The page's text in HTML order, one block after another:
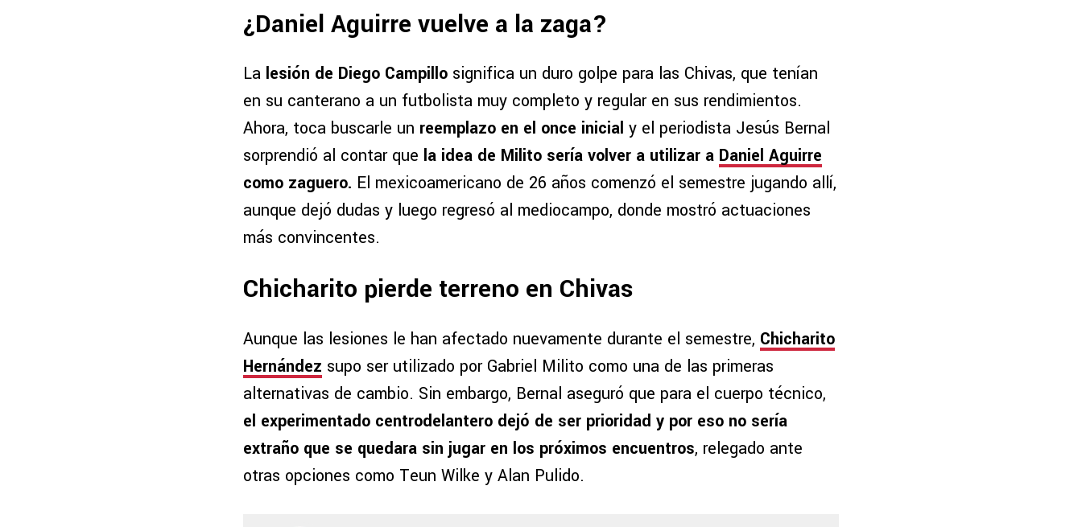
¿Daniel Aguirre vuelve a la zaga?
La lesión de Diego Campillo significa un duro golpe para las Chivas, que tenían
en su canterano a un futbolista muy completo y regular en sus rendimientos.
Ahora, toca buscarle un reemplazo en el once inicial y el periodista Jesús Bernal
sorprendió al contar que la idea de Milito sería volver a utilizar a Daniel Aguirre
como zaguero. El mexicoamericano de 26 años comenzó el semestre jugando allí,
aunque dejó dudas y luego regresó al mediocampo, donde mostró actuaciones
más convincentes.
Chicharito pierde terreno en Chivas
Aunque las lesiones le han afectado nuevamente durante el semestre, Chicharito
Hernández supo ser utilizado por Gabriel Milito como una de las primeras
alternativas de cambio. Sin embargo, Bernal aseguró que para el cuerpo técnico,
el experimentado centrodelantero dejó de ser prioridad y por eso no sería
extraño que se quedara sin jugar en los próximos encuentros, relegado ante
otras opciones como Teun Wilke y Alan Pulido.